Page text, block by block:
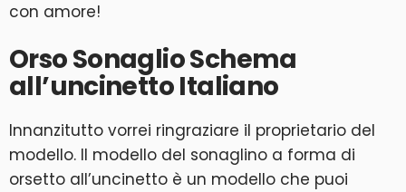
con amore!
Orso Sonaglio Schema
all’uncinetto Italiano
Innanzitutto vorrei ringraziare il proprietario del
modello. Il modello del sonaglino a forma di
orsetto all’uncinetto è un modello che puoi